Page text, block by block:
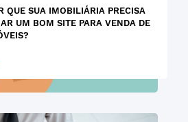
QUE SUA IMOBILIÁRIA PRECISA
UM BOM SITE PARA VENDA DE